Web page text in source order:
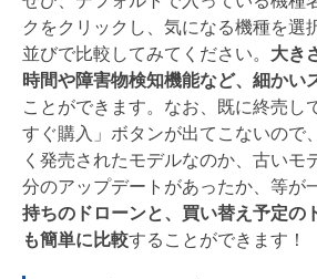
クをクリックし、気になる機種を選
並びで比較してみてください。 大き
時間や障害物検知機能など、細かい
ことができます。なお、既に終売し
すぐ購入」ボタンが出てこないので
く発売されたモデルなのか、古いモ
分のアップデートがあったか、等が
持ちのドローンと、買い替え予定の
も簡単に比較することができます！